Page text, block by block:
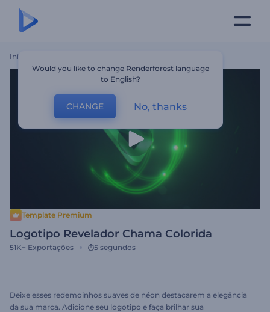
Início
Template Premium
Logotipo Revelador Chama Colorida
51K+ Exportações 5 segundos
Deixe esses redemoinhos suaves de néon destacarem a elegância
da sua marca. Adicione seu logotipo e faça brilhar sua
Would you like to change Renderforest language
to English?
CHANGE No, thanks